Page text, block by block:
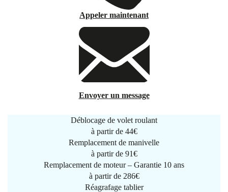
Appeler maintenant
Envoyer un message
Déblocage de volet roulant
à partir de 44€
Remplacement de manivelle
à partir de 91€
Remplacement de moteur – Garantie 10 ans
à partir de 286€
Réagrafage tablier